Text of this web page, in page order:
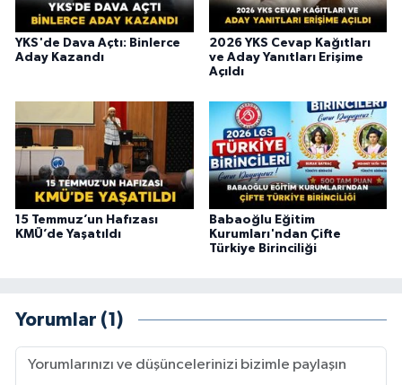
YKS'de Dava Açtı: Binlerce
Aday Kazandı
2026 YKS Cevap Kağıtları
ve Aday Yanıtları Erişime
Açıldı
15 Temmuz’un Hafızası
KMÜ’de Yaşatıldı
Babaoğlu Eğitim
Kurumları'ndan Çifte
Türkiye Birinciliği
Yorumlar (1)